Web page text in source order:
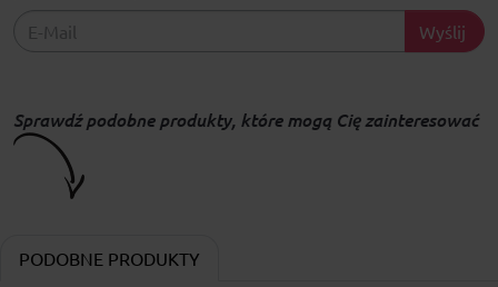
Wyślij
Sprawdź podobne produkty, które mogą Cię zainteresować
PODOBNE PRODUKTY